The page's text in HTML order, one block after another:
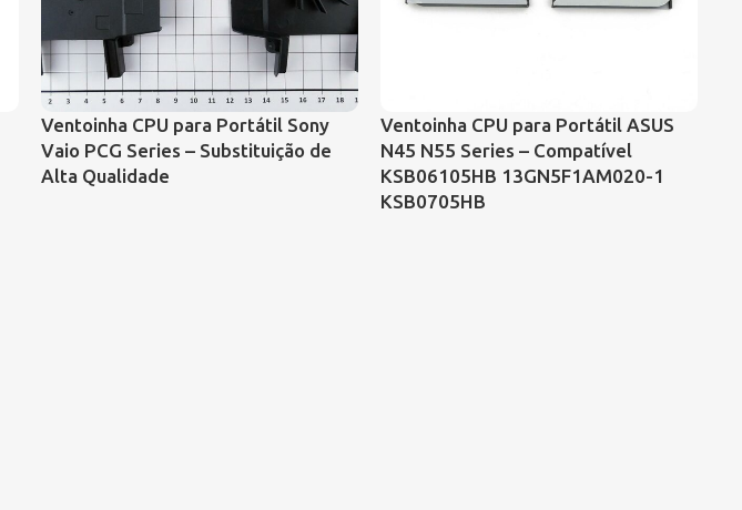
Ventoinha CPU para Portátil Sony
Vaio PCG Series – Substituição de
Alta Qualidade
Ventoinha CPU para Portátil ASUS
N45 N55 Series – Compatível
KSB06105HB 13GN5F1AM020-1
KSB0705HB